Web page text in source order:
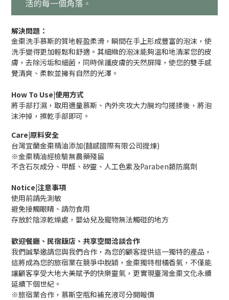
解決問題：
金棗洗手慕斯的質地輕盈柔滑，瞬間在手上形成豐富的泡沫，使
洗手變得更加輕鬆和舒適。其細緻的泡沫能夠溫和地清潔您的皮
膚，去除污垢和細菌，同時保護皮膚的天然屏障，使您的雙手感
覺清爽、柔軟並擁有自然的光澤。
How To Use|使用方式
將手部打濕，取用適量慕斯、內外夾攻大力腕均勻搓揉後，將泡
沫沖掉，擦乾手部即可。
Care|原料安全
台灣宜蘭金棗精油添加(囍感國際有限公司提煉)
※金棗精油經檢驗無農藥殘留
不含石灰成分、甲醛、矽靈、人工色素及Paraben類防腐劑
Notice|注意事項
使用前請先測敏
避免接觸眼睛、請勿食用
存放於陰涼乾燥處，嬰幼兒及寵物無法觸碰的地方
歡迎餐廳、民宿飯店、共享空間洽談合作
我們誠摯邀請您與我們合作，為您的顧客提供這一獨特的產品，
這將成為您的旅宿業在競爭中脫穎，金棗獨特柑橘香氣，不僅能
讓顧客享受大地大美賦予的快樂靈氣，更實現臺灣金棗文化永續
延續下個世紀。
※旅宿業合作，慕斯空瓶和補充液可分開報價